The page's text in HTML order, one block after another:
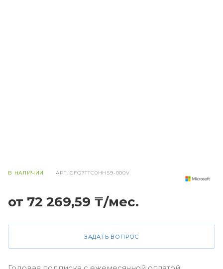
В НАЛИЧИИ АРТ.CFQ7TTC0HHS9-000V
от 72 269,59 ₸/мес.
ЗАДАТЬ ВОПРОС